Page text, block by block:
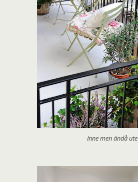
Inne men ändå ute